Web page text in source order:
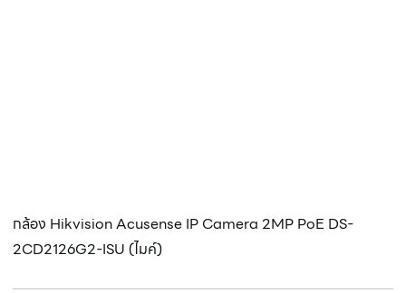
กล้อง Hikvision Acusense IP Camera 2MP PoE DS-
2CD2126G2-ISU (ไมค์)